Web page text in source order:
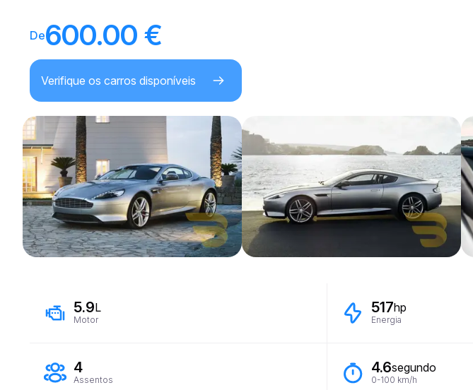
De600.00 €
Verifique os carros disponíveis
5.9L
Motor
517hp
Energia
4
Assentos
4.6segundo
0-100 km/h